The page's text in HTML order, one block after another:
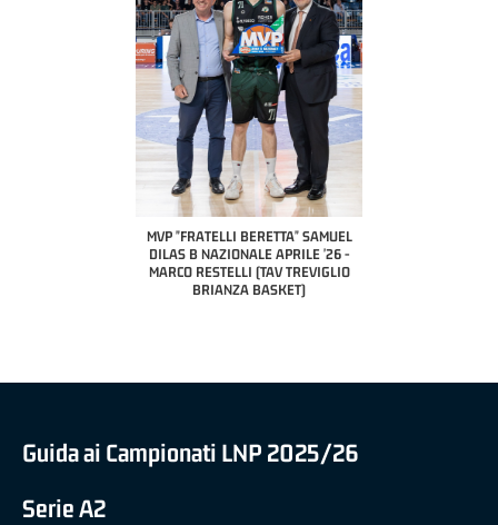
MVP "FRATELLI BERETTA" SAMUEL
DILAS B NAZIONALE APRILE '26 -
MARCO RESTELLI (TAV TREVIGLIO
BRIANZA BASKET)
Guida ai Campionati LNP 2025/26
Serie A2